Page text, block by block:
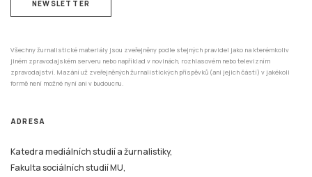
NEWSLETTER
Všechny žurnalistické materiály jsou zveřejněny podle stejných pravidel jako na kterémkoliv
jiném zpravodajském serveru nebo například v novinách, rozhlasovém nebo televizním
zpravodajství. Mazání už zveřejněných žurnalistických příspěvků (ani jejich částí) v jakékoli
formě není možné nyní ani v budoucnu.
ADRESA
Katedra mediálních studií a žurnalistiky,
Fakulta sociálních studií MU,